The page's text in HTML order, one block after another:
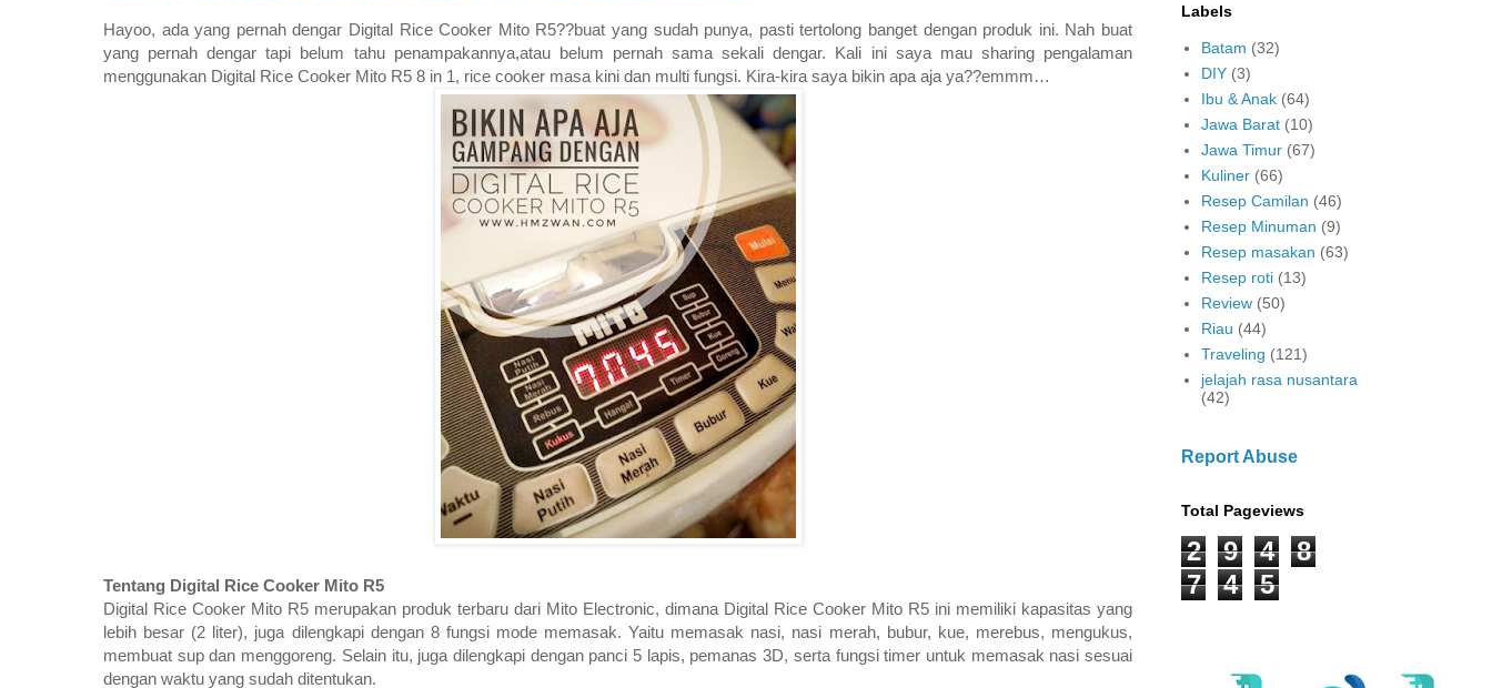
Hayoo, ada yang pernah dengar Digital Rice Cooker Mito R5??buat yang sudah punya, pasti tertolong banget dengan produk ini. Nah buat
yang pernah dengar tapi belum tahu penampakannya,atau belum pernah sama sekali dengar. Kali ini saya mau sharing pengalaman
menggunakan Digital Rice Cooker Mito R5 8 in 1, rice cooker masa kini dan multi fungsi. Kira-kira saya bikin apa aja ya??emmm…
Tentang Digital Rice Cooker Mito R5
Digital Rice Cooker Mito R5 merupakan produk terbaru dari Mito Electronic, dimana Digital Rice Cooker Mito R5 ini memiliki kapasitas yang
lebih besar (2 liter), juga dilengkapi dengan 8 fungsi mode memasak. Yaitu memasak nasi, nasi merah, bubur, kue, merebus, mengukus,
membuat sup dan menggoreng. Selain itu, juga dilengkapi dengan panci 5 lapis, pemanas 3D, serta fungsi timer untuk memasak nasi sesuai
dengan waktu yang sudah ditentukan.
Labels
Batam (32)
DIY (3)
Ibu & Anak (64)
Jawa Barat (10)
Jawa Timur (67)
Kuliner (66)
Resep Camilan (46)
Resep Minuman (9)
Resep masakan (63)
Resep roti (13)
Review (50)
Riau (44)
Traveling (121)
jelajah rasa nusantara
(42)
Report Abuse
Total Pageviews
2 9 4
8
7
4 5